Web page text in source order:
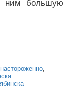
ним большую
настороженно,